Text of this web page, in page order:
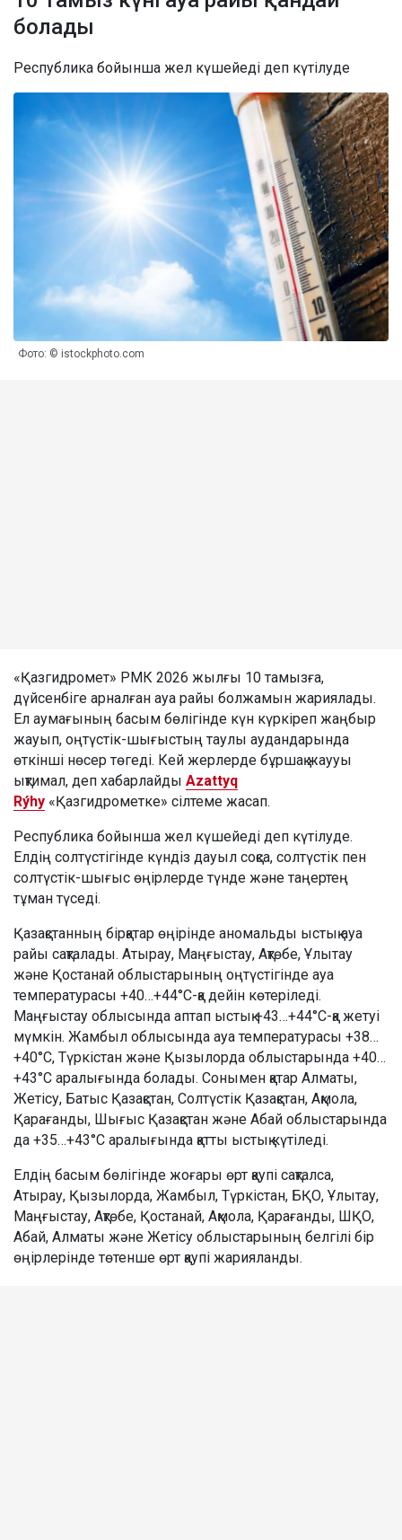
болады
Республика бойынша жел күшейеді деп күтілуде
Фото: © istockphoto.com
«Қазгидромет» РМК 2026 жылғы 10 тамызға,
дүйсенбіге арналған ауа райы болжамын жариялады.
Ел аумағының басым бөлігінде күн күркіреп жаңбыр
жауып, оңтүстік-шығыстың таулы аудандарында
өткінші нөсер төгеді. Кей жерлерде бұршақ жаууы
ықтимал, деп хабарлайды Azattyq
Rýhy «Қазгидрометке» сілтеме жасап.
Республика бойынша жел күшейеді деп күтілуде.
Елдің солтүстігінде күндіз дауыл соқса, солтүстік пен
солтүстік-шығыс өңірлерде түнде және таңертең
тұман түседі.
Қазақстанның бірқатар өңірінде аномальды ыстық ауа
райы сақталады. Атырау, Маңғыстау, Ақтөбе, Ұлытау
және Қостанай облыстарының оңтүстігінде ауа
температурасы +40…+44°C-қа дейін көтеріледі.
Маңғыстау облысында аптап ыстық +43…+44°C-қа жетуі
мүмкін. Жамбыл облысында ауа температурасы +38…
+40°C, Түркістан және Қызылорда облыстарында +40…
+43°C аралығында болады. Сонымен қатар Алматы,
Жетісу, Батыс Қазақстан, Солтүстік Қазақстан, Ақмола,
Қарағанды, Шығыс Қазақстан және Абай облыстарында
да +35…+43°C аралығында қатты ыстық күтіледі.
Елдің басым бөлігінде жоғары өрт қаупі сақталса,
Атырау, Қызылорда, Жамбыл, Түркістан, БҚО, Ұлытау,
Маңғыстау, Ақтөбе, Қостанай, Ақмола, Қарағанды, ШҚО,
Абай, Алматы және Жетісу облыстарының белгілі бір
өңірлерінде төтенше өрт қаупі жарияланды.